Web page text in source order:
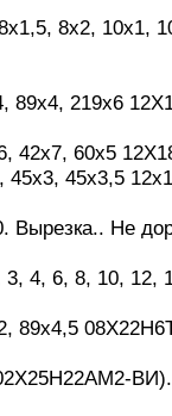
8х2, 10х1,
89х4, 219х6
42х7, 60х5
45х3,5
Вырезка.. Не
4, 6, 8, 10, 12,
89х4,5
ВИ).